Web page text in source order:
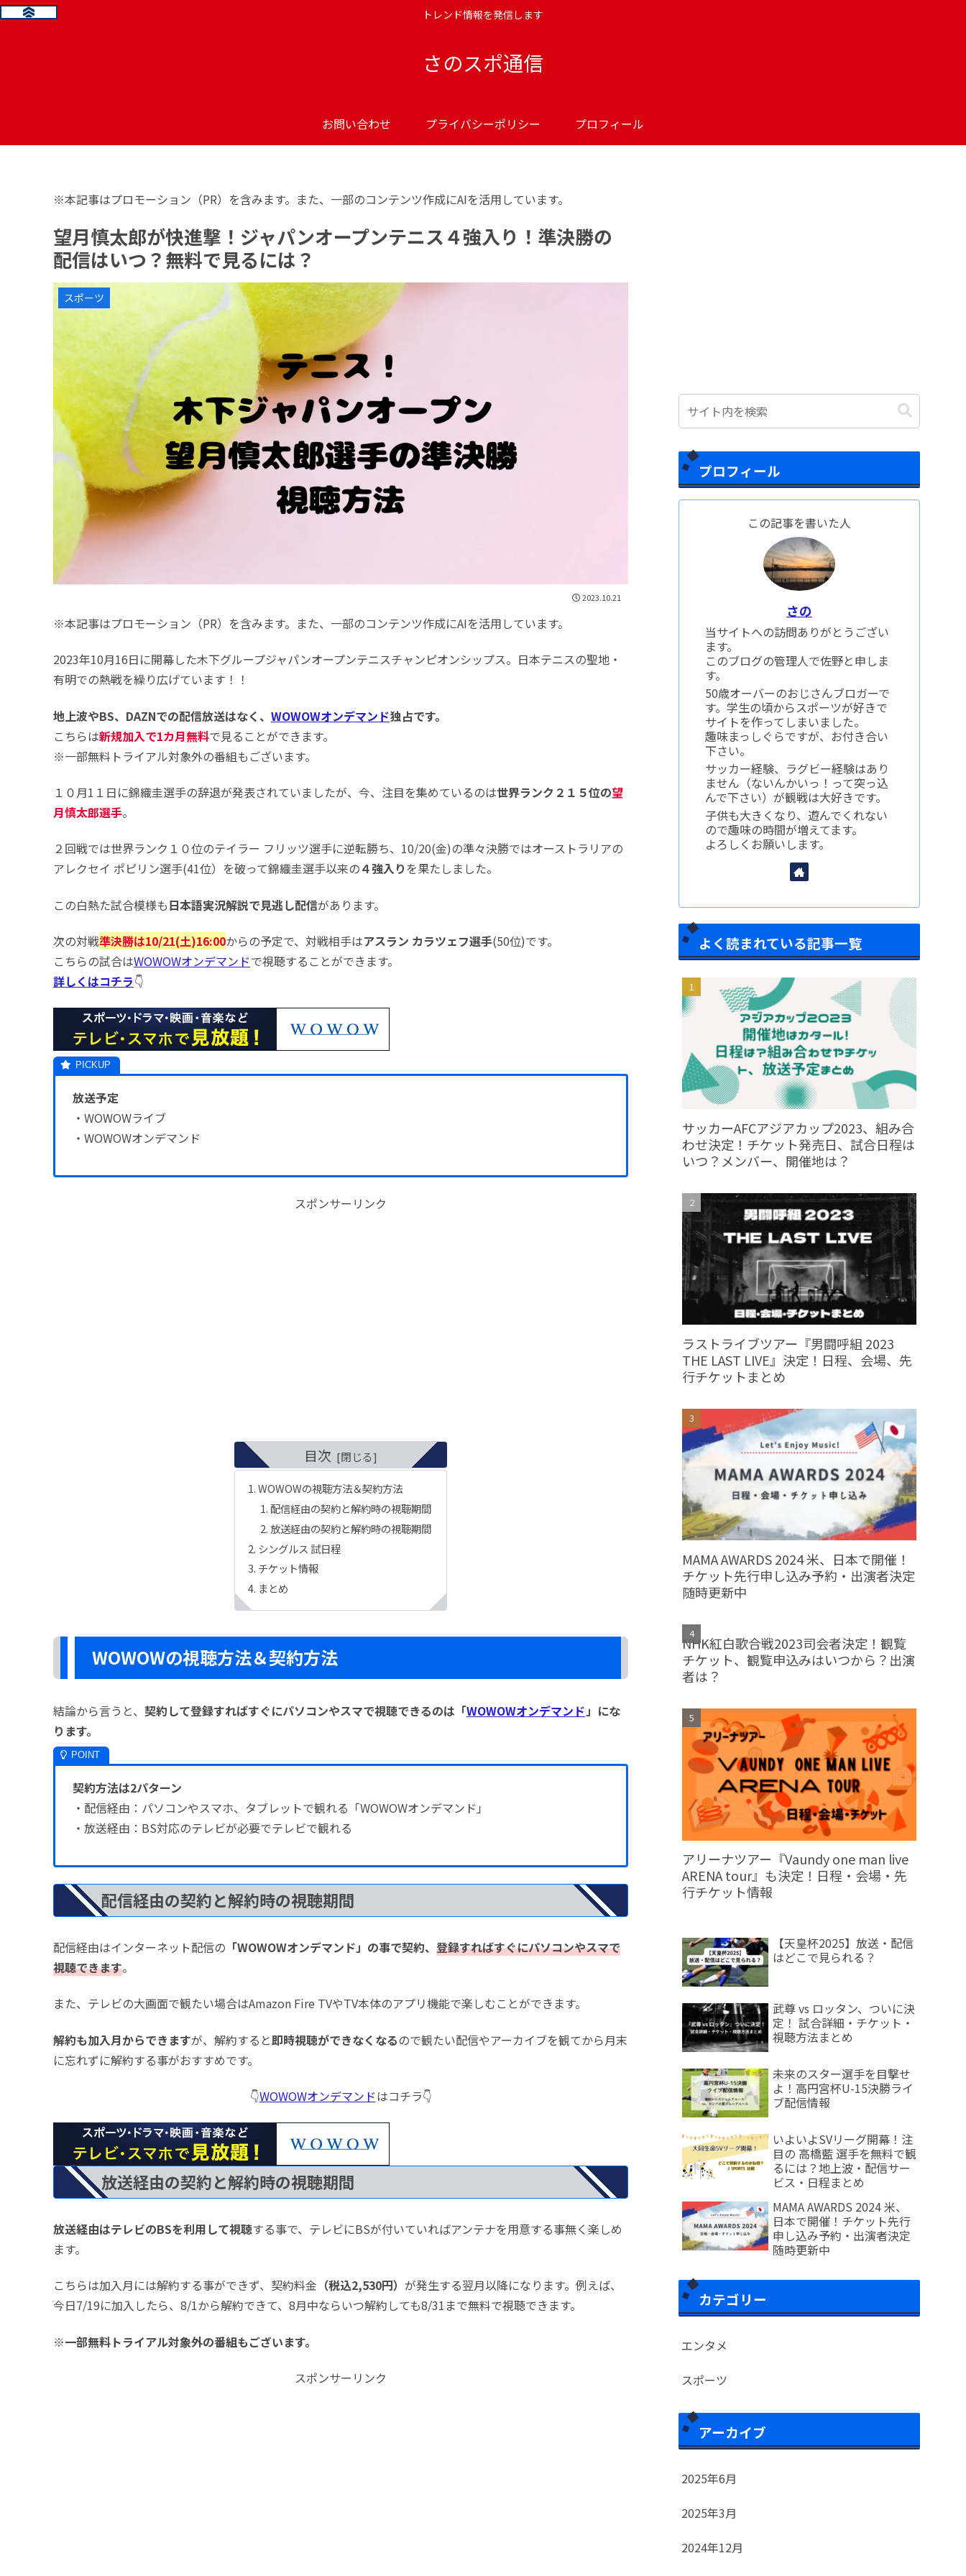
トレンド情報を発信します
さのスポ通信
お問い合わせ プライバシーポリシー プロフィール
※本記事はプロモーション（PR）を含みます。また、一部のコンテンツ作成にAIを活用しています。
望月慎太郎が快進撃！ジャパンオープンテニス４強入り！準決勝の
配信はいつ？無料で見るには？
スポーツ
2023.10.21
※本記事はプロモーション（PR）を含みます。また、一部のコンテンツ作成にAIを活用しています。
2023年10月16日に開幕した木下グループジャパンオープンテニスチャンピオンシップス。日本テニスの聖地・
有明での熱戦を繰り広げています！！
地上波やBS、DAZNでの配信放送はなく、 WOWOWオンデマンド独占です。
こちらは新規加入で1カ月無料で見ることができます。
※一部無料トライアル対象外の番組もございます。
１０月1１日に錦織圭選手の辞退が発表されていましたが、今、注目を集めているのは世界ランク２１５位の望
月慎太郎選手。
２回戦では世界ランク１０位のテイラー フリッツ選手に逆転勝ち、10/20(金)の準々決勝ではオーストラリアの
アレクセイ ポピリン選手(41位）を破って錦織圭選手以来の４強入り を果たしました。
この白熱た試合模様も日本語実況解説で見逃し配信があります。
次の対戦準決勝は10/21(土)16:00からの予定で、対戦相手はアスラン カラツェフ選手(50位)です。
こちらの試合はWOWOWオンデマンドで視聴することができます。
詳しくはコチラ👇
放送予定
・WOWOWライブ
・WOWOWオンデマンド
スポンサーリンク
目次
WOWOWの視聴方法＆契約方法
配信経由の契約と解約時の視聴期間
放送経由の契約と解約時の視聴期間
シングルス 試日程
チケット情報
まとめ
WOWOWの視聴方法＆契約方法
結論から言うと、 契約して登録すればすぐにパソコンやスマで視聴できるのは「WOWOWオンデマンド」にな
ります。
契約方法は2パターン
・配信経由：パソコンやスマホ、タブレットで観れる「WOWOWオンデマンド」
・放送経由：BS対応のテレビが必要でテレビで観れる
配信経由の契約と解約時の視聴期間
配信経由はインターネット配信の 「WOWOWオンデマンド」の事で契約、 登録すればすぐにパソコンやスマで
視聴できます。
また、テレビの大画面で観たい場合はAmazon Fire TVやTV本体のアプリ機能で楽しむことができます。
解約も加入月からできますが、解約すると即時視聴ができなくなるので観たい配信やアーカイブを観てから月末
に忘れずに解約する事がおすすめです。
👇WOWOWオンデマンドはコチラ👇
放送経由の契約と解約時の視聴期間
放送経由はテレビのBSを利用して視聴する事で、テレビにBSが付いていればアンテナを用意する事無く楽しめ
ます。
こちらは加入月には解約する事ができず、契約料金 （税込2,530円） が発生する翌月以降になります。例えば、
今日7/19に加入したら、8/1から解約できて、8月中ならいつ解約しても8/31まで無料で視聴できます。
※一部無料トライアル対象外の番組もございます。
スポンサーリンク
プロフィール
この記事を書いた人
さの
当サイトへの訪問ありがとうござい
ます。
このブログの管理人で佐野と申しま
す。
50歳オーバーのおじさんブロガーで
す。学生の頃からスポーツが好きで
サイトを作ってしまいました。
趣味まっしぐらですが、お付き合い
下さい。
サッカー経験、ラグビー経験はあり
ません（ないんかいっ！って突っ込
んで下さい）が観戦は大好きです。
子供も大きくなり、遊んでくれない
ので趣味の時間が増えてます。
よろしくお願いします。
よく読まれている記事一覧
サッカーAFCアジアカップ2023、組み合
わせ決定！チケット発売日、試合日程は
いつ？メンバー、開催地は？
ラストライブツアー『男闘呼組 2023
THE LAST LIVE』決定！日程、会場、先
行チケットまとめ
MAMA AWARDS 2024 米、日本で開催！
チケット先行申し込み予約・出演者決定
随時更新中
NHK紅白歌合戦2023司会者決定！観覧
チケット、観覧申込みはいつから？出演
者は？
アリーナツアー『Vaundy one man live
ARENA tour』も決定！日程・会場・先
行チケット情報
【天皇杯2025】放送・配信
はどこで見られる？
武尊 vs ロッタン、ついに決
定！ 試合詳細・チケット・
視聴方法まとめ
未来のスター選手を目撃せ
よ！高円宮杯U-15決勝ライ
ブ配信情報
いよいよSVリーグ開幕！注
目の 高橋藍 選手を無料で観
るには？地上波・配信サー
ビス・日程まとめ
MAMA AWARDS 2024 米、
日本で開催！チケット先行
申し込み予約・出演者決定
随時更新中
カテゴリー
エンタメ
スポーツ
アーカイブ
2025年6月
2025年3月
2024年12月